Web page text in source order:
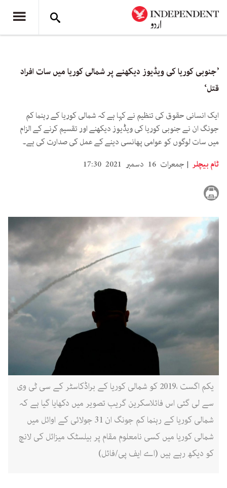
’جنوبی کوریا کی ویڈیوز دیکھنے پر شمالی کوریا میں سات افراد
قتل‘
ایک انسانی حقوق کی تنظیم نے کہا ہے کہ شمالی کوریا کے رہنما کم
جونگ ان نے جنوبی کوریا کی ویڈیوز دیکھنے اور تقسیم کرنے کے الزام
میں سات لوگوں کو عوامی پھانسی دینے کے عمل کی صدارت کی ہے۔
ٹام بیچلر
جمعرات 16 دسمبر 2021 17:30
یکم اگست ،2019 کو شمالی کوریا کے براڈکاسٹر کے سی ٹی وی
سے لی گئی اس فائلاسکرین گریب تصویر میں دکھایا گیا ہے کہ
شمالی کوریا کے رہنما کم جونگ ان 31 جولائی کے اوائل میں
شمالی کوریا میں کسی نامعلوم مقام پر بیلسٹک میزائل کی لانچ
کو دیکھ رہے ہیں (اے ایف پی/فائل)